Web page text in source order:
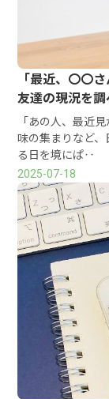
「最近、〇〇
友達の現況を
「あの人、最近
味の集まりなど
る日を境にぱ‥
2025-07-18